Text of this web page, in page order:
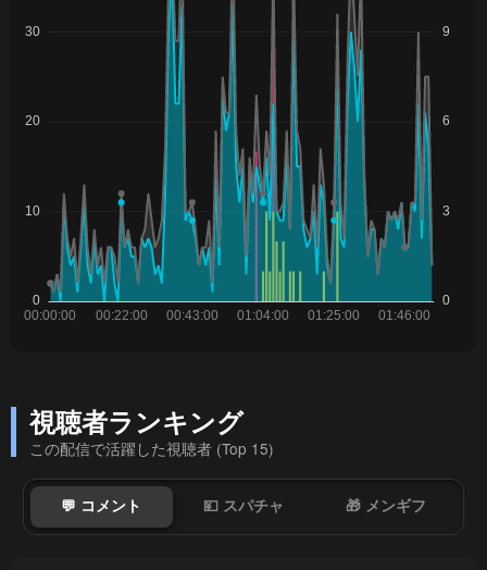
視聴者ランキング
この配信で活躍した視聴者 (Top 15)
💬 コメント 💴 スパチャ 🎁 メンギフ